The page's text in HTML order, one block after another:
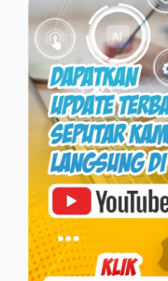
Jateng Bakal Tata
Kawasan Pesisir
Batang dan Semarang